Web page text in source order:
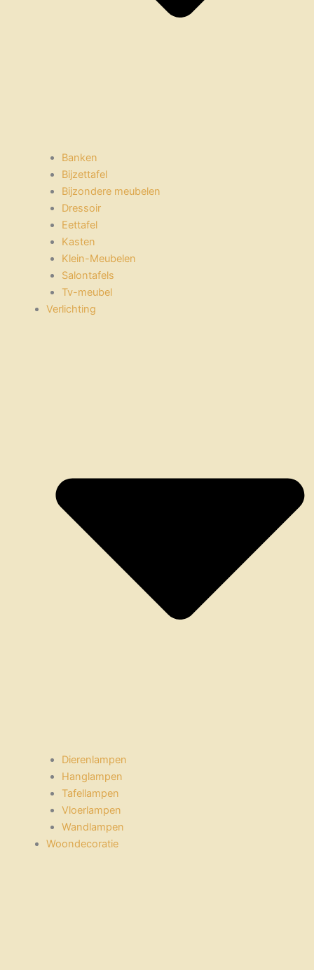
Banken
Bijzettafel
Bijzondere meubelen
Dressoir
Eettafel
Kasten
Klein-Meubelen
Salontafels
Tv-meubel
Verlichting
Dierenlampen
Hanglampen
Tafellampen
Vloerlampen
Wandlampen
Woondecoratie